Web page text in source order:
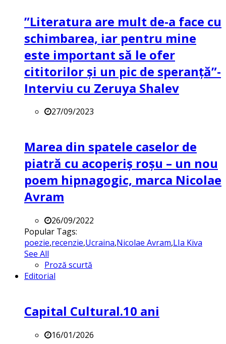
”Literatura are mult de-a face cu
schimbarea, iar pentru mine
este important să le ofer
cititorilor și un pic de speranță”-
Interviu cu Zeruya Shalev
27/09/2023
Marea din spatele caselor de
piatră cu acoperiș roșu – un nou
poem hipnagogic, marca Nicolae
Avram
26/09/2022
Popular Tags:
poezie,recenzie,Ucraina,Nicolae Avram,LIa Kiva
See All
Proză scurtă
Editorial
Capital Cultural.10 ani
16/01/2026